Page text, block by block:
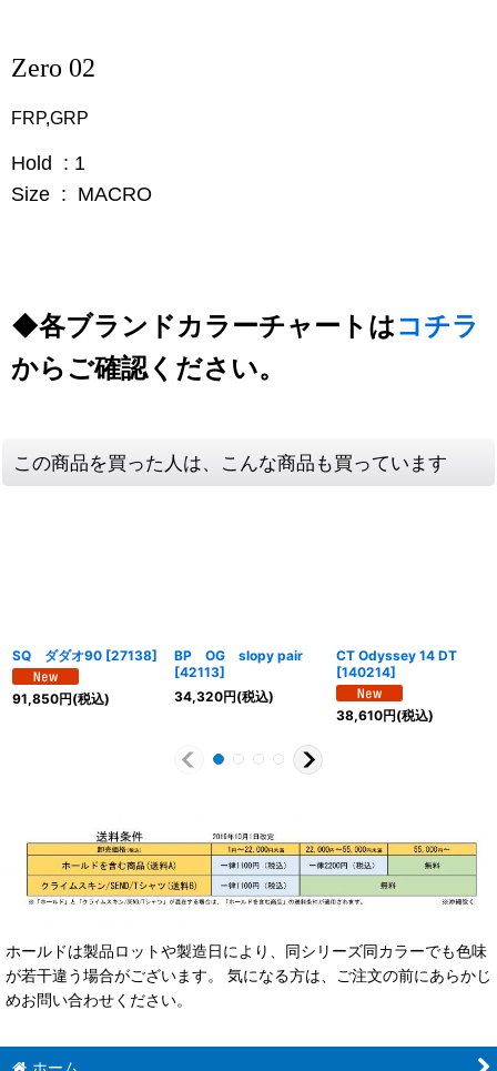
Zero 02
FRP,GRP
Hold : 1
Size : MACRO
◆各ブランドカラーチャートはコチラ
からご確認ください。
この商品を買った人は、こんな商品も買っています
SQ ダダオ90 [27138]
91,850円(税込)
BP OG slopy pair
[42113]
34,320円(税込)
CT Odyssey 14 DT
[140214]
38,610円(税込)
ホールドは製品ロットや製造日により、同シリーズ同カラーでも色味
が若干違う場合がございます。 気になる方は、ご注文の前にあらかじ
めお問い合わせください。
ホーム